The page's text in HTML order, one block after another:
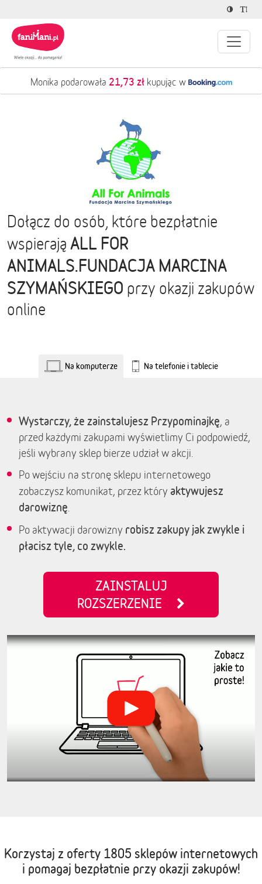
Monika podarowała 21,73 złkupując w
Dołącz do osób, które bezpłatnie
wspierają ALL FOR
ANIMALS.FUNDACJA MARCINA
SZYMAŃSKIEGO przy okazji zakupów
online
Na komputerze Na telefonie i tablecie
Wystarczy, że zainstalujesz Przypominajkę, a
przed każdymi zakupami wyświetlimy Ci podpowiedź,
jeśli wybrany sklep bierze udział w akcji.
Po wejściu na stronę sklepu internetowego
zobaczysz komunikat, przez który aktywujesz
darowiznę
Po aktywacji darowizny robisz zakupy jak zwykle i
płacisz tyle, co zwykle.
ZAINSTALUJ
ROZSZERZENIE
Korzystaj z oferty 1805 sklepów internetowych
i pomagaj bezpłatnie przy okazji zakupów!